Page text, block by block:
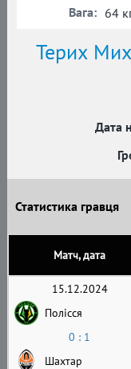
Терих
Дата
Вага: 64
Статистика гравця
Матч, дата
15.12.2024
Полісся
0 : 1
Шахтар